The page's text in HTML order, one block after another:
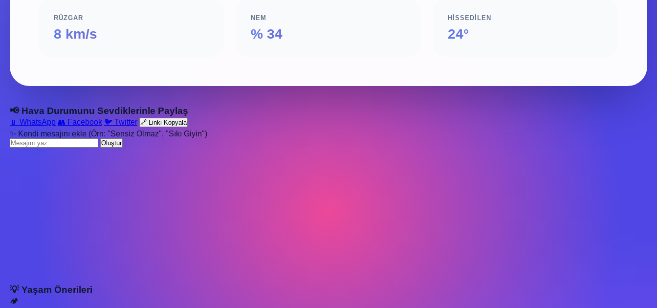
RÜZGAR
8 km/s
NEM
% 34
HISSEDILEN
24°
📢 Hava Durumunu Sevdiklerinle Paylaş
📱 WhatsApp 👥 Facebook 🐦 Twitter 🔗 Linki Kopyala
✨ Kendi mesajını ekle (Örn: "Sensiz Olmaz", "Sıkı Giyin")
Oluştur
💡 Yaşam Önerileri
🏕️